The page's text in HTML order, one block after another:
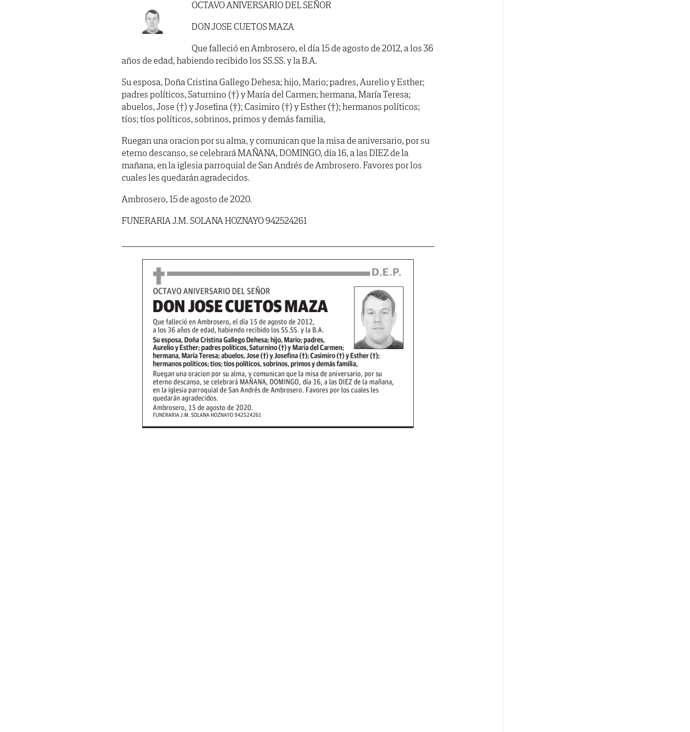
OCTAVO ANIVERSARIO DEL SEÑOR
DON JOSE CUETOS MAZA
Que falleció en Ambrosero, el día 15 de agosto de 2012, a los 36
años de edad, habiendo recibido los SS.SS. y la B.A.
Su esposa, Doña Cristina Gallego Dehesa; hijo, Mario; padres, Aurelio y Esther;
padres políticos, Saturnino (†) y María del Carmen; hermana, María Teresa;
abuelos, Jose (†) y Josefina (†); Casimiro (†) y Esther (†); hermanos políticos;
tíos; tíos políticos, sobrinos, primos y demás familia,
Ruegan una oracion por su alma, y comunican que la misa de aniversario, por su
eterno descanso, se celebrará MAÑANA, DOMINGO, día 16, a las DIEZ de la
mañana, en la iglesia parroquial de San Andrés de Ambrosero. Favores por los
cuales les quedarán agradecidos.
Ambrosero, 15 de agosto de 2020.
FUNERARIA J.M. SOLANA HOZNAYO 942524261